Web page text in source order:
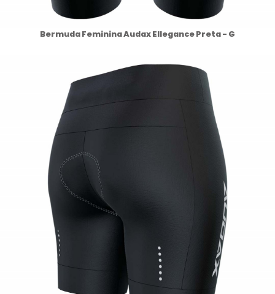
Bermuda Feminina Audax Ellegance Preta - G